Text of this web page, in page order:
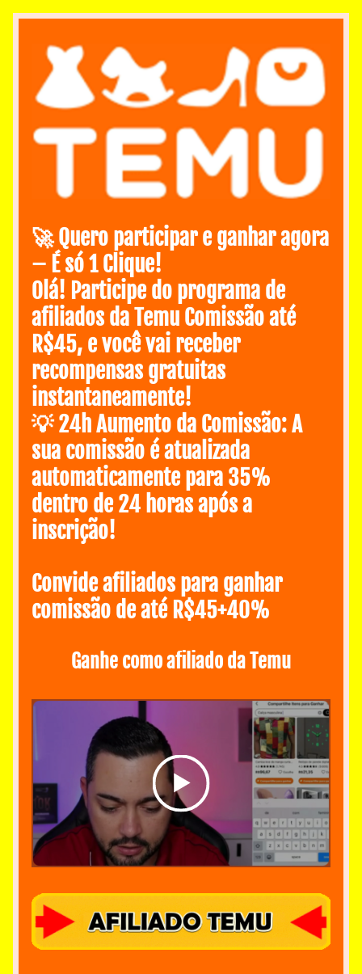
🚀 Quero participar e ganhar agora
– É só 1 Clique!
Olá! Participe do programa de
afiliados da Temu Comissão até
R$45, e você vai receber
recompensas gratuitas
instantaneamente!
💡 24h Aumento da Comissão: A
sua comissão é atualizada
automaticamente para 35%
dentro de 24 horas após a
inscrição!
Convide afiliados para ganhar
comissão de até R$45+40%
Ganhe como afiliado da Temu